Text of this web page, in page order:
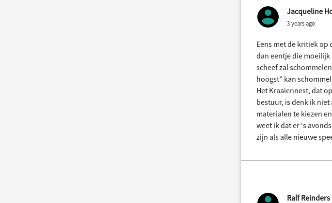
Jacqueline
3 years ago
Eens met de kritiek op
dan eentje die moeilijk
scheef zal
hoogst” kan
Het Kraaiennest, dat
bestuur, is denk ik
materialen te kiezen
weet ik dat er ‘s
zijn als alle nieuwe
Ralf Reinders